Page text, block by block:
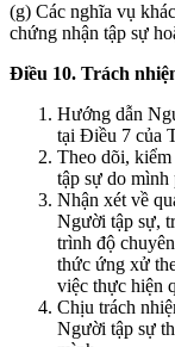
(g) Các nghĩa vụ
chứng nhận tập sự
Điều 10. Trách
Hướng dẫn
tại Điều 7 của
Theo dõi,
tập sự do mình
Nhận xét về
Người tập sự,
trình độ
thức ứng xử
việc thực hiện
Chịu trách
Người tập sự